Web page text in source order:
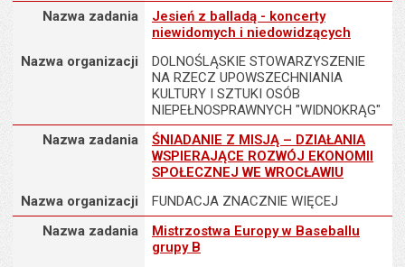
Nazwa zadania
Nazwa zadania
Jesień z balladą - koncerty
niewidomych i niedowidzących
Nazwa organizacji
DOLNOŚLĄSKIE STOWARZYSZENIE
NA RZECZ UPOWSZECHNIANIA
KULTURY I SZTUKI OSÓB
NIEPEŁNOSPRAWNYCH "WIDNOKRĄG"
Nazwa zadania
Nazwa zadania
ŚNIADANIE Z MISJĄ – DZIAŁANIA
WSPIERAJĄCE ROZWÓJ EKONOMII
SPOŁECZNEJ WE WROCŁAWIU
Nazwa organizacji
FUNDACJA ZNACZNIE WIĘCEJ
Nazwa zadania
Nazwa zadania
Mistrzostwa Europy w Baseballu
grupy B